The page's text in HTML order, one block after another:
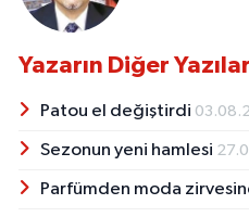
Yazarın Diğer
Patou el değiştirdi
Sezonun yeni hamlesi
Parfümden moda